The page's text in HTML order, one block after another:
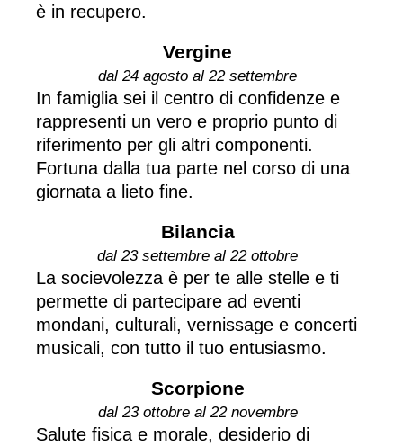
è in recupero.
Vergine
dal 24 agosto al 22 settembre
In famiglia sei il centro di confidenze e
rappresenti un vero e proprio punto di
riferimento per gli altri componenti.
Fortuna dalla tua parte nel corso di una
giornata a lieto fine.
Bilancia
dal 23 settembre al 22 ottobre
La socievolezza è per te alle stelle e ti
permette di partecipare ad eventi
mondani, culturali, vernissage e concerti
musicali, con tutto il tuo entusiasmo.
Scorpione
dal 23 ottobre al 22 novembre
Salute fisica e morale, desiderio di